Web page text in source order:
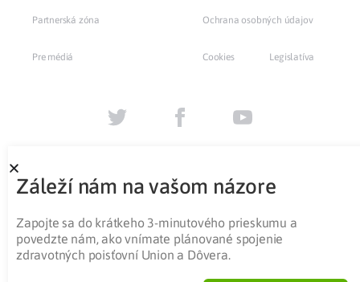
Partnerská zóna
Pre médiá
Ochrana osobných údajov
Cookies Legislatíva
Záleží nám na vašom názore
Zapojte sa do krátkeho 3-minutového prieskumu a
povedzte nám, ako vnímate plánované spojenie
zdravotných poisťovní Union a Dôvera.